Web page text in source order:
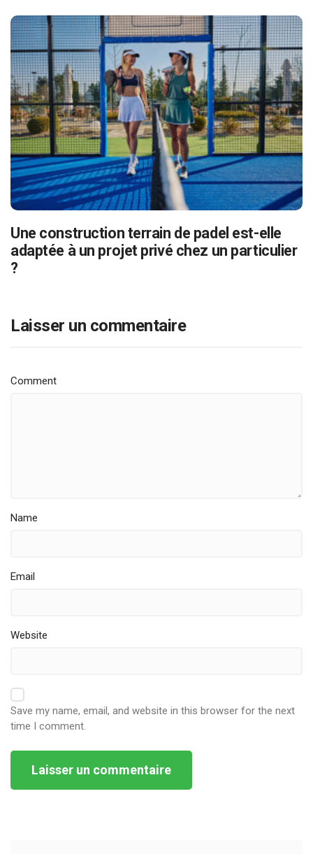
Une construction terrain de padel est-elle
adaptée à un projet privé chez un particulier
?
Laisser un commentaire
Comment
Name
Email
Website
Save my name, email, and website in this browser for the next
time I comment.